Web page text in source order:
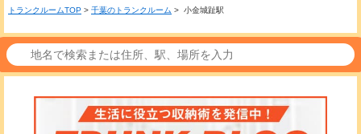
トランクルームTOP > 千葉のトランクルーム > 小金城趾駅